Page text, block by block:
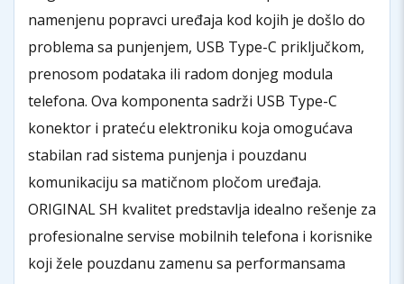
namenjenu popravci uređaja kod kojih je došlo do
problema sa punjenjem, USB Type-C priključkom,
prenosom podataka ili radom donjeg modula
telefona. Ova komponenta sadrži USB Type-C
konektor i prateću elektroniku koja omogućava
stabilan rad sistema punjenja i pouzdanu
komunikaciju sa matičnom pločom uređaja.
ORIGINAL SH kvalitet predstavlja idealno rešenje za
profesionalne servise mobilnih telefona i korisnike
koji žele pouzdanu zamenu sa performansama